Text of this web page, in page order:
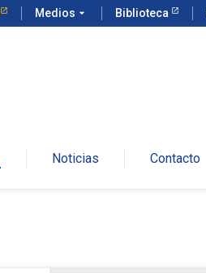
Medios arrow_drop_down Biblioteca
Noticias Contacto